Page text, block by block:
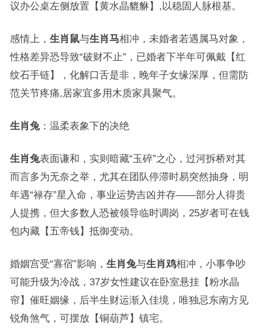
议办公桌左侧放置【黄水晶貔貅】,以稳固人脉根基。
感情上， 生肖鼠与生肖马相冲，未婚者若遇属马对象，
性格差异恐导致“破财不止”，已婚者下半年可佩戴【红
纹石手链】，化解口舌是非，晚年子女缘深厚，但需防
范关节疼痛,居家宜多用木质家具聚气。
生肖兔：温柔表象下的决绝
生肖兔表面谦和，实则暗藏“玉碎”之心，过河拆桥对其
而言多为无奈之举，尤其在团队停滞时易突然抽身，明
年遇“禄存”星入命，事业运势吉凶并存——部分人得贵
人提携，但大多数人恐被领导临时调岗，25岁者可在钱
包内藏【五帝钱】抵御变动。
婚姻宫受“寡宿”影响， 生肖兔与生肖鸡相冲，小事争吵
可能升级为冷战，37岁女性建议在卧室悬挂【粉水晶
帘】催旺姻缘，后半生财运渐入佳境，唯独忌东南方见
锐角煞气，可摆放【铜葫芦】镇宅。